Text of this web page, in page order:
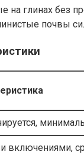
на глинах без
включениями,